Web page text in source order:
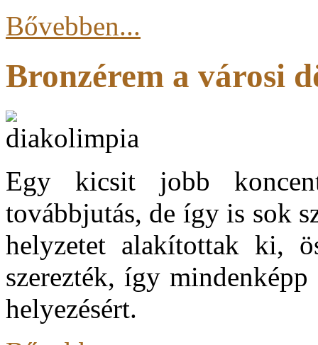
Bővebben...
Bronzérem a városi
Egy kicsit jobb
továbbjutás, de így is sok
helyzetet alakítottak ki,
szerezték, így
helyezésért.